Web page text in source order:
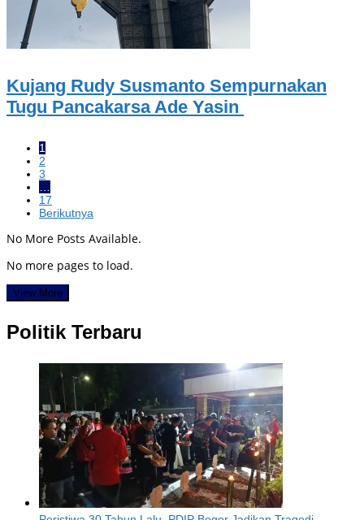
Kujang Rudy Susmanto Sempurnakan
Tugu Pancakarsa Ade Yasin
1
2
3
…
17
Berikutnya
No More Posts Available.
No more pages to load.
View More
Politik Terbaru